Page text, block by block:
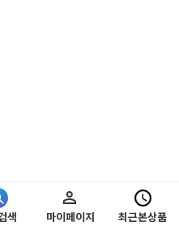
색 마이페이지 최근본상품